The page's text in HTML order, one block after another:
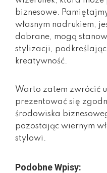
biznesowe.
własnym nadrukiem,
dobrane, mogą
stylizacji,
kreatywność.
Warto zatem zwrócić
prezentować się
środowiska
pozostając wiernym
stylowi.
Podobne Wpisy: